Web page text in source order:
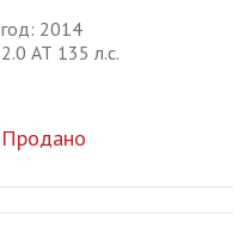
год: 2014
2.0 АТ 135 л.с.
Продано